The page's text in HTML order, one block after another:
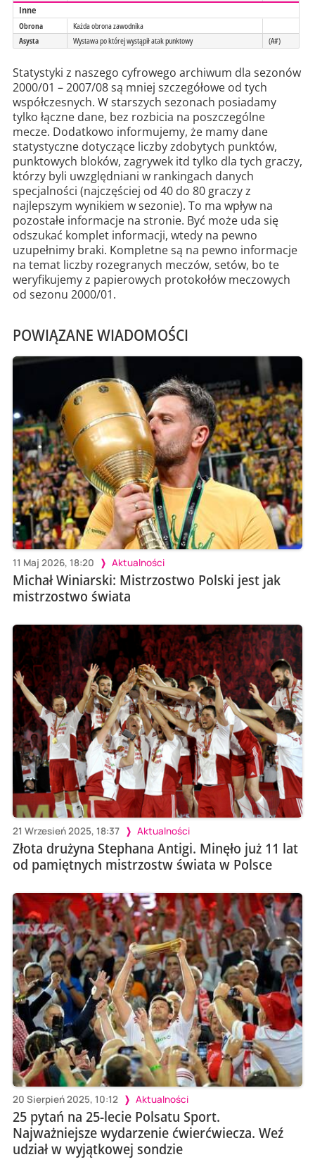
Inne
Obrona
Każda obrona zawodnika
Asysta
Wystawa po której wystąpił atak punktowy (A#)
Statystyki z naszego cyfrowego archiwum dla sezonów
2000/01 – 2007/08 są mniej szczegółowe od tych
współczesnych. W starszych sezonach posiadamy
tylko łączne dane, bez rozbicia na poszczególne
mecze. Dodatkowo informujemy, że mamy dane
statystyczne dotyczące liczby zdobytych punktów,
punktowych bloków, zagrywek itd tylko dla tych graczy,
którzy byli uwzględniani w rankingach danych
specjalności (najczęściej od 40 do 80 graczy z
najlepszym wynikiem w sezonie). To ma wpływ na
pozostałe informacje na stronie. Być może uda się
odszukać komplet informacji, wtedy na pewno
uzupełnimy braki. Kompletne są na pewno informacje
na temat liczby rozegranych meczów, setów, bo te
weryfikujemy z papierowych protokołów meczowych
od sezonu 2000/01.
POWIĄZANE WIADOMOŚCI
11 Maj 2026, 18:20 Aktualności
Michał Winiarski: Mistrzostwo Polski jest jak
mistrzostwo świata
21 Wrzesień 2025, 18:37 Aktualności
Złota drużyna Stephana Antigi. Minęło już 11 lat
od pamiętnych mistrzostw świata w Polsce
20 Sierpień 2025, 10:12 Aktualności
25 pytań na 25-lecie Polsatu Sport.
Najważniejsze wydarzenie ćwierćwiecza. Weź
udział w wyjątkowej sondzie